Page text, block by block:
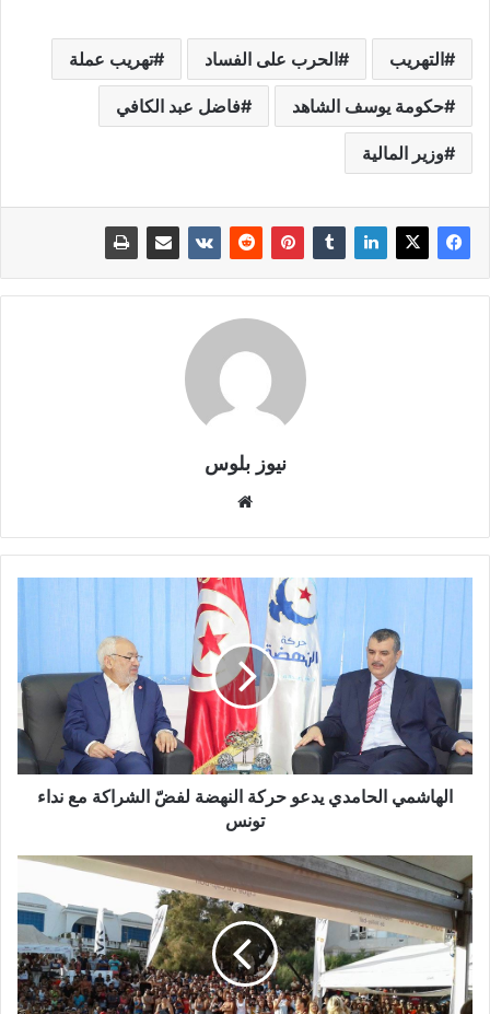
التهريب الحرب على الفساد تهريب عملة
حكومة يوسف الشاهد فاضل عبد الكافي
وزير المالية
نيوز بلوس
الهاشمي الحامدي يدعو حركة النهضة لفضّ الشراكة مع نداء
تونس